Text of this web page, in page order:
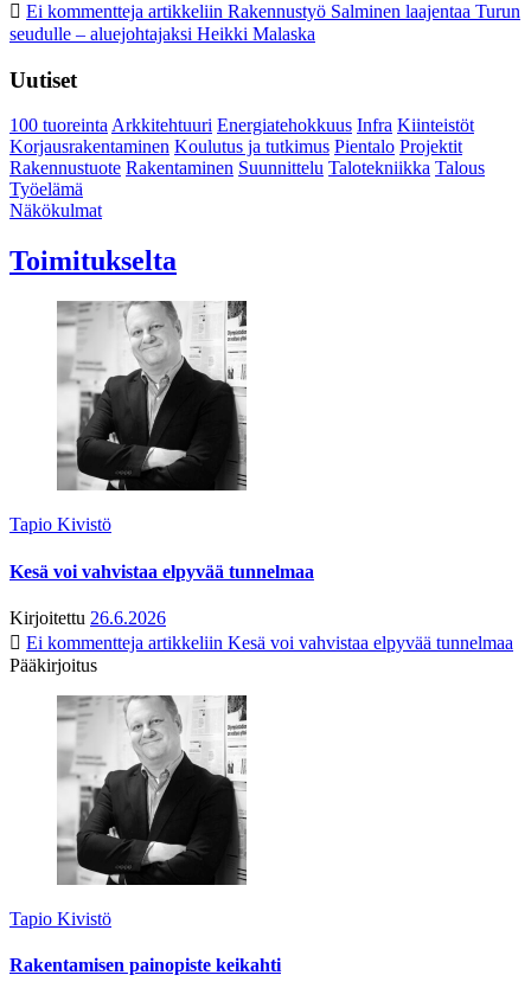
Ei kommentteja artikkeliin Rakennustyö Salminen laajentaa Turun
seudulle – aluejohtajaksi Heikki Malaska
Uutiset
100 tuoreintaArkkitehtuuri Energiatehokkuus Infra Kiinteistöt
Korjausrakentaminen Koulutus ja tutkimus Pientalo Projektit
Rakennustuote Rakentaminen Suunnittelu Talotekniikka Talous
Työelämä
Näkökulmat
Toimitukselta
Tapio Kivistö
Kesä voi vahvistaa elpyvää tunnelmaa
Kirjoitettu 26.6.2026
Ei kommentteja artikkeliin Kesä voi vahvistaa elpyvää tunnelmaa
Pääkirjoitus
Tapio Kivistö
Rakentamisen painopiste keikahti